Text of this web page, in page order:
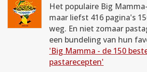
Het populaire Big
maar liefst 416 pagina's
weg. En niet zomaar
een bundeling van hun
'Big Mamma - de 150
pastarecepten'